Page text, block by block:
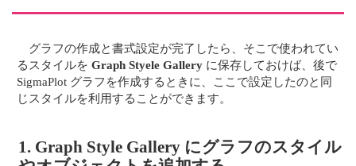
グラフの作成と書式設定が完了したら、そこで使われてい
るスタイルをGraph Styele Gallery に保存しておけば、後で
SigmaPlot グラフを作成するときに、ここで設定したのと同
じスタイルを利用することができます。
1. Graph Style Gallery にグラフのスタイル